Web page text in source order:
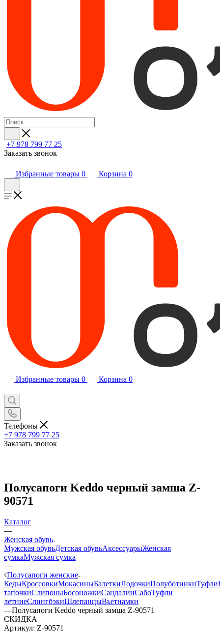
+7 978 799 77 25
Заказать звонок
Избранные товары 0 Корзина 0
Избранные товары 0 Корзина 0
Телефоны
+7 978 799 77 25
Заказать звонок
Полусапоги Keddo черный замша Z-
90571
Каталог
—
Женская обувь
Мужская обувьДетская обувьАксессуарыЖенская
сумкаМужская сумка
—
Полусапоги женские
КедыКроссовкиМокасиныБалеткиЛодочкиПолуботинкиТуфли
тапочкиСлипоныБосоножкиСандалииСабоТуфли
летниеСлингбэкиШлепанцыВьетнамки
—Полусапоги Keddo черный замша Z-90571
СКИДКА
Артикул: Z-90571